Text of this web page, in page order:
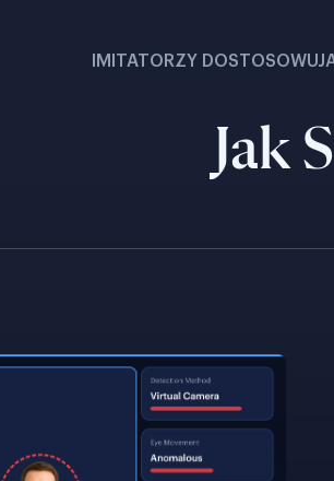
IMITATORZY
Jak